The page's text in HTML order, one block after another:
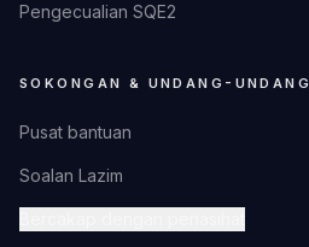
Pengecualian SQE2
SOKONGAN & UNDANG-UNDANG
Pusat bantuan
Soalan Lazim